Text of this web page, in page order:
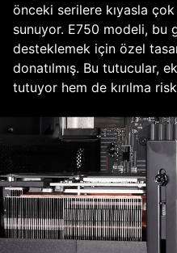
önceki serilere kıyasla
sunuyor. E750 modeli, bu
desteklemek için özel
donatılmış. Bu tutucular,
tutuyor hem de kırılma